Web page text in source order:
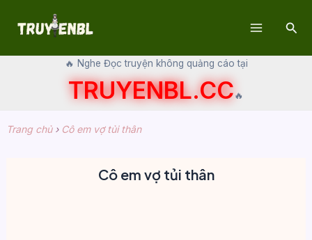
🔥 Nghe Đọc truyện không quảng cáo tại
TRUYENBL.CC🔥
Trang chủ› Cô em vợ tủi thân
Cô em vợ tủi thân